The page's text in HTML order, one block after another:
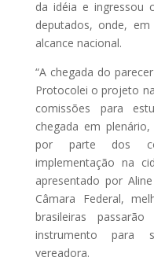
da idéia e ingressou
deputados, onde,
alcance nacional.
“A chegada do
Protocolei o projeto
comissões para
chegada em
por parte dos
implementação na
apresentado por
Câmara Federal,
brasileiras
instrumento para
vereadora.